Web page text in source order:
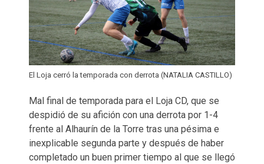
El Loja cerró la temporada con derrota (NATALIA CASTILLO)
Mal final de temporada para el Loja CD, que se
despidió de su afición con una derrota por 1-4
frente al Alhaurín de la Torre tras una pésima e
inexplicable segunda parte y después de haber
completado un buen primer tiempo al que se llegó